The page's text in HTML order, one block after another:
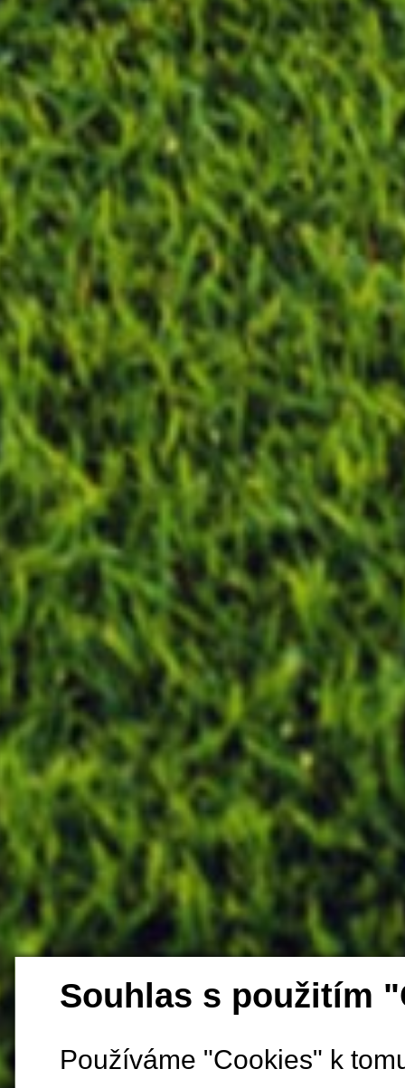
Souhlas s použitím
Používáme "Cookies" k